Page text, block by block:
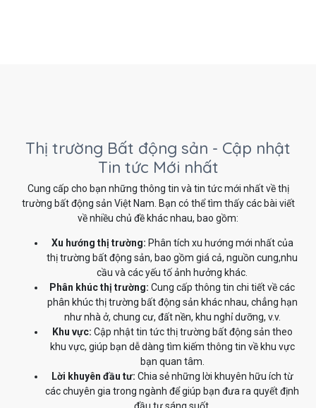
Thị trường Bất động sản - Cập nhật
Tin tức Mới nhất
Cung cấp cho bạn những thông tin và tin tức mới nhất về thị
trường bất động sản Việt Nam. Bạn có thể tìm thấy các bài viết
về nhiều chủ đề khác nhau, bao gồm:
Xu hướng thị trường: Phân tích xu hướng mới nhất của
thị trường bất động sản, bao gồm giá cả, nguồn cung,nhu
cầu và các yếu tố ảnh hưởng khác.
Phân khúc thị trường: Cung cấp thông tin chi tiết về các
phân khúc thị trường bất động sản khác nhau, chẳng hạn
như nhà ở, chung cư, đất nền, khu nghỉ dưỡng, v.v.
Khu vực: Cập nhật tin tức thị trường bất động sản theo
khu vực, giúp bạn dễ dàng tìm kiếm thông tin về khu vực
bạn quan tâm.
Lời khuyên đầu tư: Chia sẻ những lời khuyên hữu ích từ
các chuyên gia trong ngành để giúp bạn đưa ra quyết định